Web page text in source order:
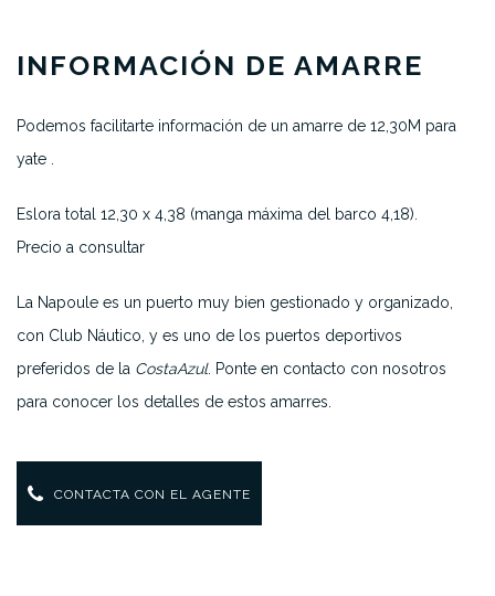
INFORMACIÓN DE AMARRE
Podemos facilitarte información de un amarre de 12,30M para
yate .
Eslora total 12,30 x 4,38 (manga máxima del barco 4,18).
Precio a consultar
La Napoule es un puerto muy bien gestionado y organizado,
con Club Náutico, y es uno de los puertos deportivos
preferidos de la CostaAzul. Ponte en contacto con nosotros
para conocer los detalles de estos amarres.
CONTACTA CON EL AGENTE